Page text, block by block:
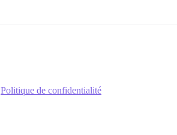
Politique de confidentialité